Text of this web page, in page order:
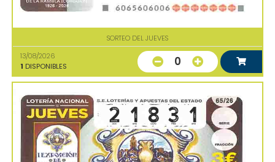
SORTEO DEL JUEVES
13/08/2026
1 DISPONIBLES 0